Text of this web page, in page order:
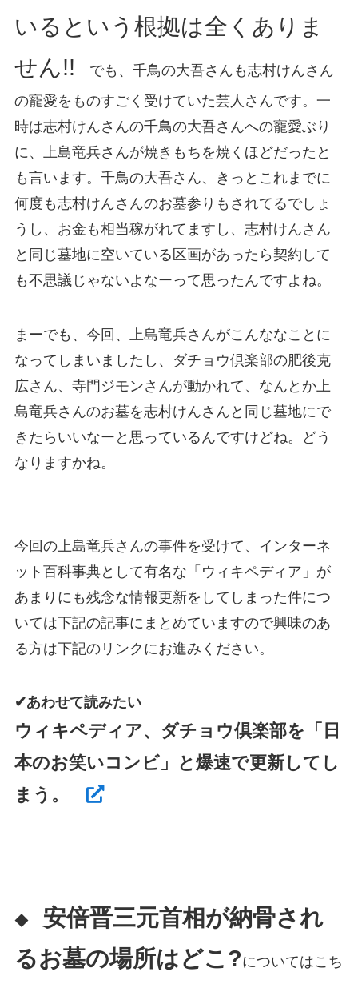
いるという根拠は全くありま
せん!! でも、千鳥の大吾さんも志村けんさん
の寵愛をものすごく受けていた芸人さんです。一
時は志村けんさんの千鳥の大吾さんへの寵愛ぶり
に、上島竜兵さんが焼きもちを焼くほどだったと
も言います。千鳥の大吾さん、きっとこれまでに
何度も志村けんさんのお墓参りもされてるでしょ
うし、お金も相当稼がれてますし、志村けんさん
と同じ墓地に空いている区画があったら契約して
も不思議じゃないよなーって思ったんですよね。
まーでも、今回、上島竜兵さんがこんななことに
なってしまいましたし、ダチョウ倶楽部の肥後克
広さん、寺門ジモンさんが動かれて、なんとか上
島竜兵さんのお墓を志村けんさんと同じ墓地にで
きたらいいなーと思っているんですけどね。どう
なりますかね。
今回の上島竜兵さんの事件を受けて、インターネ
ット百科事典として有名な「ウィキペディア」が
あまりにも残念な情報更新をしてしまった件につ
いては下記の記事にまとめていますので興味のあ
る方は下記のリンクにお進みください。
✔あわせて読みたい
ウィキペディア、ダチョウ倶楽部を「日
本のお笑いコンビ」と爆速で更新してし
まう。
◆ 安倍晋三元首相が納骨され
るお墓の場所はどこ?についてはこち